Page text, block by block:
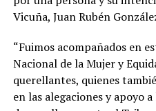
Vicuña, Juan Rubén
“Fuimos acompañados en
Nacional de la Mujer y
querellantes, quienes
en las alegaciones y apoyo